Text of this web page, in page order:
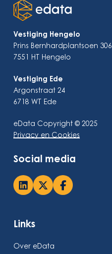
Vestiging Hengelo
Prins Bernhardplantsoen 306
7551 HT Hengelo
Vestiging Ede
Argonstraat 24
6718 WT Ede
eData Copyright © 2025
Privacy en Cookies
Social media
Links
Over eData